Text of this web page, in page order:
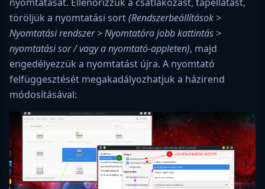
töröljük a nyomtatási sort(Rendszerbeállítások >
Nyomtatási rendszer > Nyomtatóra jobb kattintás >
nyomtatási sor / vagy a nyomtató-appleten), majd
engedélyezzük a nyomtatást újra. A nyomtató
felfüggesztését megakadályozhatjuk a házirend
módosításával: